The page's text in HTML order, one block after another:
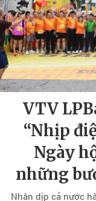
VTV
“Nhịp
Ngày
những
Nhân dịp cả nước